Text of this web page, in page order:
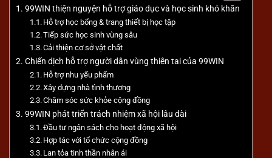
99WIN thiện nguyện hỗ trợ giáo dục và học sinh khó khăn
Hỗ trợ học bổng & trang thiết bị học tập
Tiếp sức học sinh vùng sâu
Cải thiện cơ sở vật chất
Chiến dịch hỗ trợ người dân vùng thiên tai của 99WIN
Hỗ trợ nhu yếu phẩm
Xây dựng nhà tình thương
Chăm sóc sức khỏe cộng đồng
99WIN phát triển trách nhiệm xã hội lâu dài
Đầu tư ngân sách cho hoạt động xã hội
Hợp tác với tổ chức cộng đồng
Lan tỏa tinh thần nhân ái